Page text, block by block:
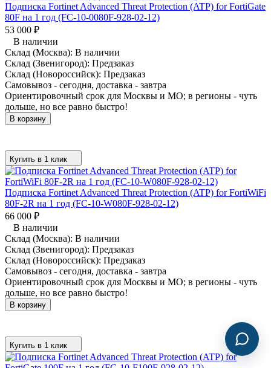
Подписка Fortinet Advanced Threat Protection (ATP) for FortiGate
80F на 1 год (FC-10-0080F-928-02-12)
53 000 ₽
В наличии
Склад (Москва): В наличии
Склад (Звенигород): Предзаказ
Склад (Новороссийск): Предзаказ
Самовывоз - сегодня, доставка - завтра
Ориентировочный срок для Москвы и МО; в регионы - чуть
дольше, но все равно быстро!
В корзину
Купить в 1 клик
Подписка Fortinet Advanced Threat Protection (ATP) for FortiWiFi
80F-2R на 1 год (FC-10-W080F-928-02-12)
66 000 ₽
В наличии
Склад (Москва): В наличии
Склад (Звенигород): Предзаказ
Склад (Новороссийск): Предзаказ
Самовывоз - сегодня, доставка - завтра
Ориентировочный срок для Москвы и МО; в регионы - чуть
дольше, но все равно быстро!
В корзину
Купить в 1 клик